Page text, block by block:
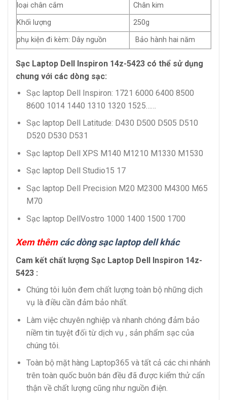
loại chân cắm
Chân kim
Khối lượng
250g
phụ kiện đi kèm: Dây nguồn
Bảo hành hai năm
Sạc Laptop Dell Inspiron 14z-5423 có thể sử dụng
chung với các dòng sạc:
Sạc laptop Dell Inspiron: 1721 6000 6400 8500
8600 1014 1440 1310 1320 1525……
Sạc laptop Dell Latitude: D430 D500 D505 D510
D520 D530 D531
Sạc laptop Dell XPS M140 M1210 M1330 M1530
Sạc laptop Dell Studio15 17
Sạc laptop Dell Precision M20 M2300 M4300 M65
M70
Sạc laptop DellVostro 1000 1400 1500 1700
Xem thêm các dòng sạc laptop dell khác
Cam kết chất lượng Sạc Laptop Dell Inspiron 14z-
5423 :
Chúng tôi luôn đem chất lượng toàn bộ những dịch
vụ là điều cần đảm bảo nhất.
Làm việc chuyên nghiệp và nhanh chóng đảm bảo
niềm tin tuyệt đối từ dịch vụ , sản phẩm sạc của
chúng tôi.
Toàn bộ mặt hàng Laptop365 và tất cả các chi nhánh
trên toàn quốc buôn bán đều đã được kiểm thử cẩn
thận về chất lượng cũng như nguồn điện.